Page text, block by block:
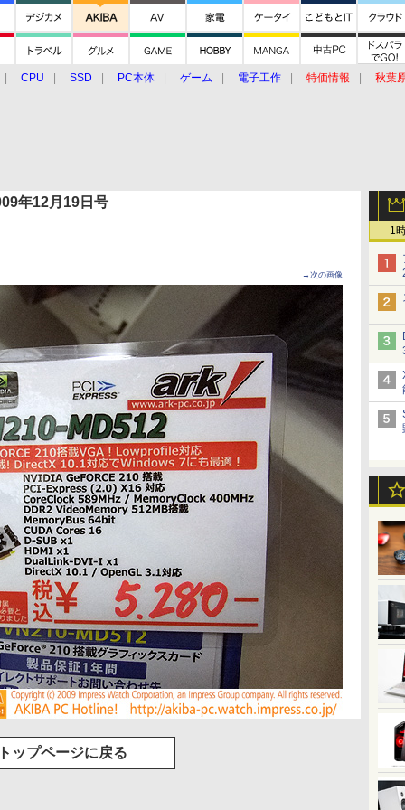
CPU SSD PC本体 ゲーム 電子工作 特価情報
秋葉
1
年12月19日号
→次の画像
ップページに戻る